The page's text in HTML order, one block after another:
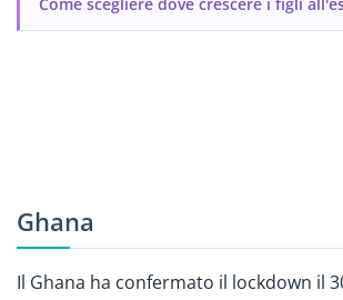
Come scegliere dove crescere i figli
Ghana
Il Ghana ha confermato il lockdown il